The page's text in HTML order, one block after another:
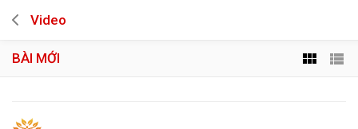
Video
BÀI MỚI